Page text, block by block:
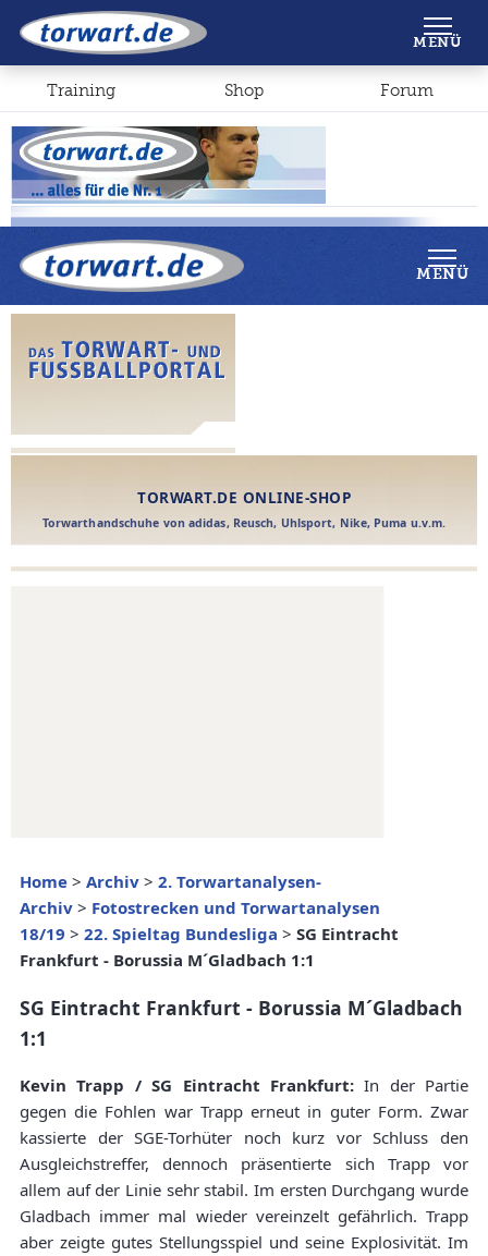
Shop Forum
MENÜ
Home > Archiv > 2. Torwartanalysen-
Archiv > Fotostrecken und Torwartanalysen
18/19 > 22. Spieltag Bundesliga > SG Eintracht
Frankfurt - Borussia M´Gladbach 1:1
SG Eintracht Frankfurt - Borussia M´Gladbach
1:1
Kevin Trapp / SG Eintracht Frankfurt:In der Partie
gegen die Fohlen war Trapp erneut in guter Form. Zwar
kassierte der SGE-Torhüter noch kurz vor Schluss den
Ausgleichstreffer, dennoch präsentierte sich Trapp vor
allem auf der Linie sehr stabil. Im ersten Durchgang wurde
Gladbach immer mal wieder vereinzelt gefährlich. Trapp
aber zeigte gutes Stellungsspiel und seine Explosivität. Im